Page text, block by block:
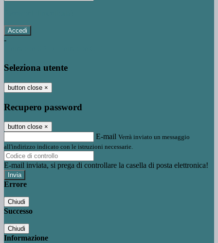
-
Seleziona utente
button close ×
Recupero password
button close ×
E-mail Verrà inviato un messaggio
all'indirizzo indicato con le istruzioni necessarie.
E-mail inviata, si prega di controllare la casella di posta elettronica!
Errore
Chiudi
Successo
Chiudi
Informazione